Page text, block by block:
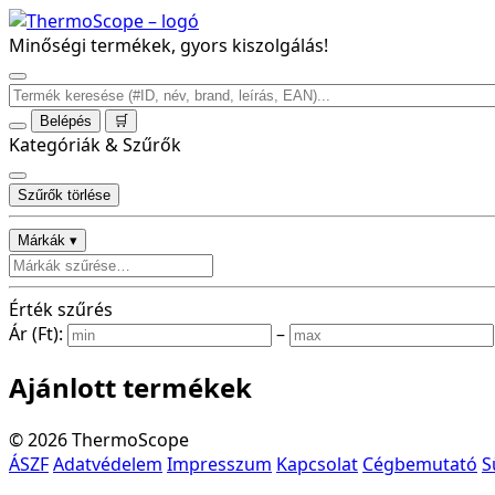
Minőségi termékek, gyors kiszolgálás!
Belépés 🛒
Kategóriák & Szűrők
Szűrők törlése
Márkák ▾
Érték szűrés
Ár (Ft):
–
Ajánlott termékek
©2026ThermoScope
ÁSZFAdatvédelem Impresszum Kapcsolat Cégbemutató